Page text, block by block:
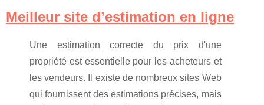
Meilleur site d’estimation en ligne
Une estimation correcte du prix d'une
propriété est essentielle pour les acheteurs et
les vendeurs. Il existe de nombreux sites Web
qui fournissent des estimations précises, mais